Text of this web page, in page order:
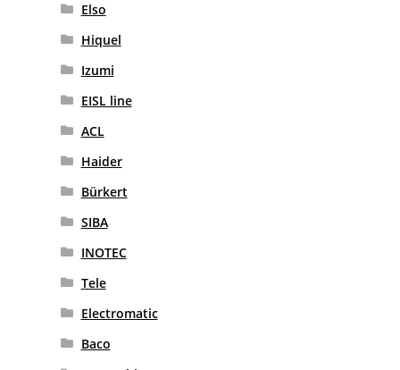
Elso
Hiquel
Izumi
EISL line
ACL
Haider
Bürkert
SIBA
INOTEC
Tele
Electromatic
Baco